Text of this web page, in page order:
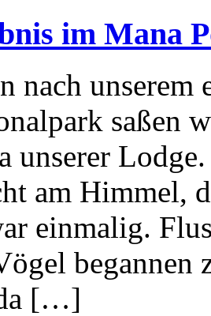
im Mana
nach unserem
saßen
unserer
am Himmel,
einmalig.
[…]